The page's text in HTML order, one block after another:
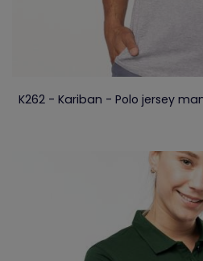
K262 - Kariban - Polo jersey